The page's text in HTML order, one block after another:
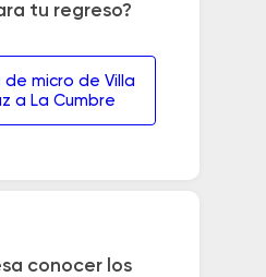
tu regreso?
de micro de Villa
a La Cumbre
conocer los